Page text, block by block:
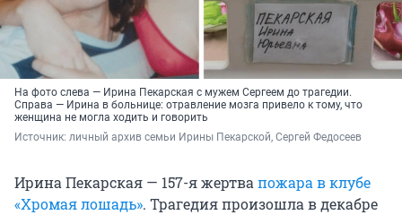
На фото слева — Ирина Пекарская с мужем Сергеем до трагедии.
Справа — Ирина в больнице: отравление мозга привело к тому, что
женщина не могла ходить и говорить
Источник: личный архив семьи Ирины Пекарской, Сергей Федосеев
Ирина Пекарская — 157-я жертвапожара в клубе
«Хромая лошадь». Трагедия произошла в декабре